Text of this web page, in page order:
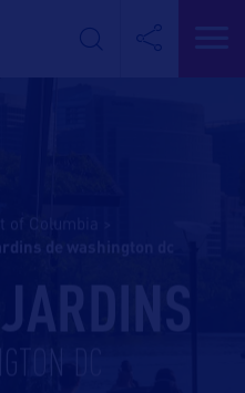
de washington dc
DC